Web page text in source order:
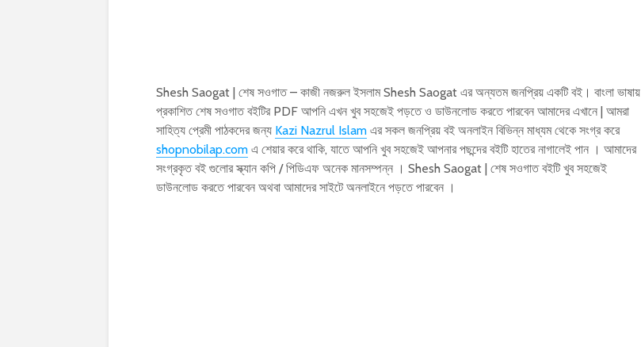
Shesh Saogat | শেষ সওগাত – কাজী নজরুল ইসলাম Shesh Saogat এর অন্যতম জনপ্রিয় একটি বই। বাংলা ভাষায়
প্রকাশিত শেষ সওগাত বইটির PDF আপনি এখন খুব সহজেই পড়তে ও ডাউনলোড করতে পারবেন আমাদের এখানে | আমরা
সাহিত্য প্রেমী পাঠকদের জন্য Kazi Nazrul Islam এর সকল জনপ্রিয় বই অনলাইন বিভিন্ন মাধ্যম থেকে সংগ্র করে
shopnobilap.com এ শেয়ার করে থাকি, যাতে আপনি খুব সহজেই আপনার পছন্দের বইটি হাতের নাগালেই পান । আমাদের
সংগ্রকৃত বই গুলোর স্ক্যান কপি / পিডিএফ অনেক মানসম্পন্ন । Shesh Saogat | শেষ সওগাত বইটি খুব সহজেই
ডাউনলোড করতে পারবেন অথবা আমাদের সাইটে অনলাইনে পড়তে পারবেন ।